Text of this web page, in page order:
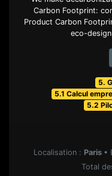
Carbon Footprint:
Product Carbon
eco-
5.
5.1 Calcul
5.2
Localisation : Paris •
Total